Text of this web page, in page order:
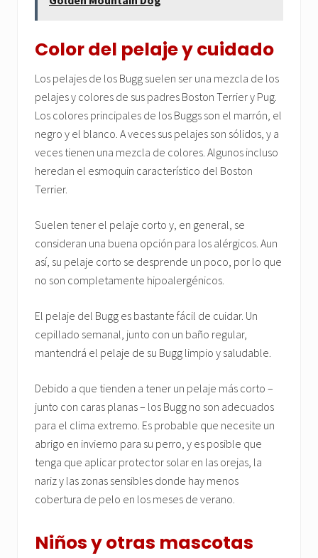
Color del pelaje y cuidado
Los pelajes de los Bugg suelen ser una mezcla de los
pelajes y colores de sus padres Boston Terrier y Pug.
Los colores principales de los Buggs son el marrón, el
negro y el blanco. A veces sus pelajes son sólidos, y a
veces tienen una mezcla de colores. Algunos incluso
heredan el esmoquin característico del Boston
Terrier.
Suelen tener el pelaje corto y, en general, se
consideran una buena opción para los alérgicos. Aun
así, su pelaje corto se desprende un poco, por lo que
no son completamente hipoalergénicos.
El pelaje del Bugg es bastante fácil de cuidar. Un
cepillado semanal, junto con un baño regular,
mantendrá el pelaje de su Bugg limpio y saludable.
Debido a que tienden a tener un pelaje más corto –
junto con caras planas – los Bugg no son adecuados
para el clima extremo. Es probable que necesite un
abrigo en invierno para su perro, y es posible que
tenga que aplicar protector solar en las orejas, la
nariz y las zonas sensibles donde hay menos
cobertura de pelo en los meses de verano.
Niños y otras mascotas